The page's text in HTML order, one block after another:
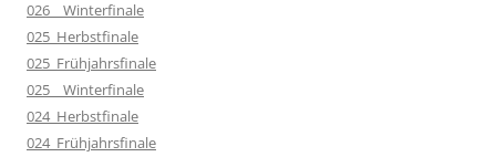
026__Winterfinale
025_Herbstfinale
025_Frühjahrsfinale
025__Winterfinale
024_Herbstfinale
024_Frühjahrsfinale